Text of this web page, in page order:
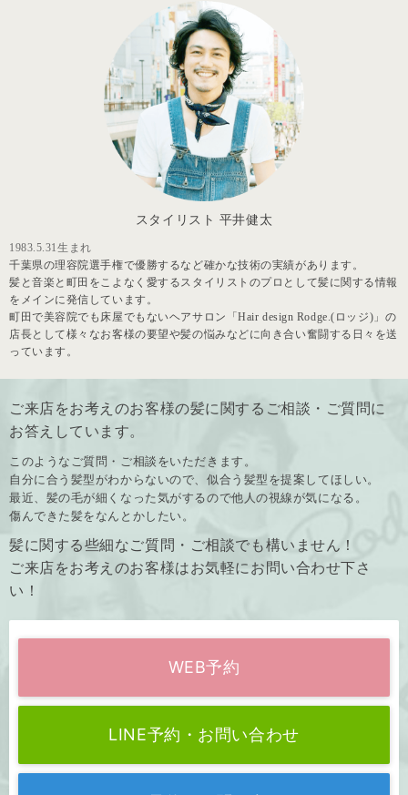
スタイリスト 平井健太
1983.5.31生まれ
千葉県の理容院選手権で優勝するなど確かな技術の実績があります。
髪と音楽と町田をこよなく愛するスタイリストのプロとして髪に関する情報
をメインに発信しています。
町田で美容院でも床屋でもないヘアサロン「Hair design Rodge.(ロッジ)」の
店長として様々なお客様の要望や髪の悩みなどに向き合い奮闘する日々を送
っています。
ご来店をお考えのお客様の髪に関するご相談・ご質問に
お答えしています。
このようなご質問・ご相談をいただきます。
自分に合う髪型がわからないので、似合う髪型を提案してほしい。
最近、髪の毛が細くなった気がするので他人の視線が気になる。
傷んできた髪をなんとかしたい。
髪に関する些細なご質問・ご相談でも構いません！
ご来店をお考えのお客様はお気軽にお問い合わせ下さ
い！
WEB予約
LINE予約・お問い合わせ